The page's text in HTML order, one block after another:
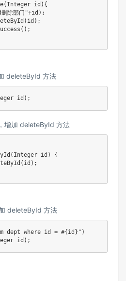
( Integer id ) {
除部门"+id ) ;
( id ) ;
( ) ;
deleteById 方法
id ) ;
增加 deleteById 方法
( Integer id )
{
( id ) ;
deleteById 方法
dept where id = #{id}" )
id ) ;